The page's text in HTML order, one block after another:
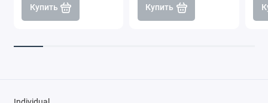
Купить Купить